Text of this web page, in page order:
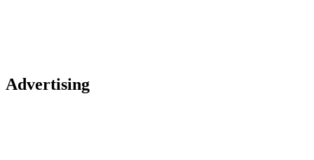
Advertising